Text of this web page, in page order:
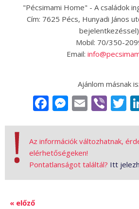
"Pécsimami Home" - A családok
Cím: 7625 Pécs, Hunyadi János
bejelentkezéssel)
Mobil: 70/350-
Email:
Facebook
Email
Az információk változhatnak,
elérhetőségeken!
Pontatlanságot találtál? Itt
« előző